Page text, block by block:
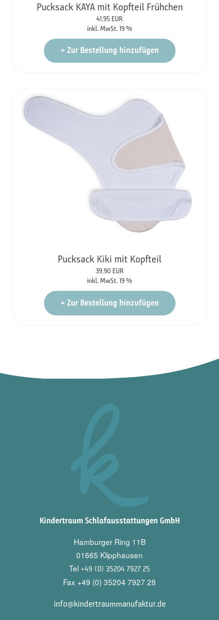
Pucksack KAYA mit Kopfteil Frühchen
41,95 EUR
inkl. MwSt. 19 %
+ Zur Bestellung hinzufügen
Pucksack Kiki mit Kopfteil
39,90 EUR
inkl. MwSt. 19 %
+ Zur Bestellung hinzufügen
Kindertraum Schlafausstattungen GmbH
Hamburger Ring 11B
01665 Klipphausen
Tel +49 (0) 35204 7927 25
Fax +49 (0) 35204 7927 28
info@kindertraummanufaktur.de